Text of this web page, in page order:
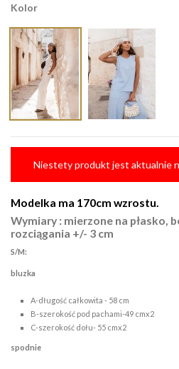
Kolor
Niestety produkt jest aktualnie
Modelka ma 170cm wzrostu.
Wymiary : mierzone na płasko,
rozciągania +/- 3 cm
S/M:
bluzka
A-długość całkowita - 58 cm
B-szerokość pod pachami-49 cmx2
C-szerokość dołu- 55 cmx2
spodnie